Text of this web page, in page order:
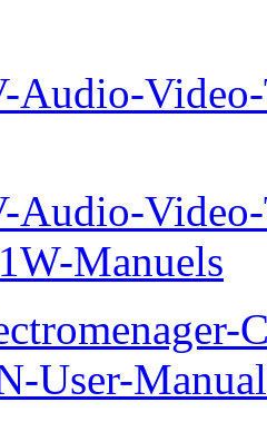
Audio-
Audio-
Manuels
User-